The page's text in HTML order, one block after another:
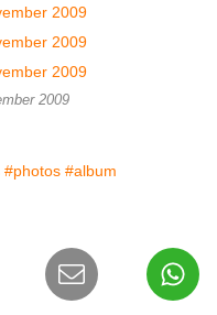
2009
#photos #album